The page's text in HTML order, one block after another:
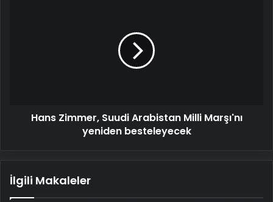
Hans Zimmer, Suudi Arabistan Milli Marşı'nı
yeniden besteleyecek
İlgili Makaleler